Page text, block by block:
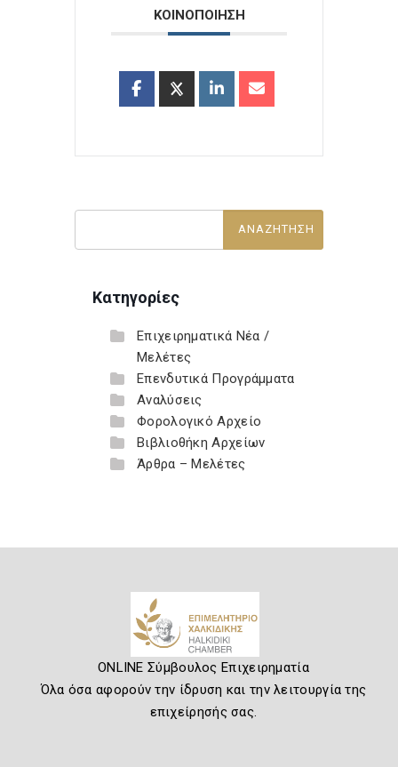
ΚΟΙΝΟΠΟΙΗΣΗ
Κατηγορίες
Επιχειρηματικά Νέα /
Μελέτες
Επενδυτικά Προγράμματα
Αναλύσεις
Φορολογικό Αρχείο
Βιβλιοθήκη Αρχείων
Άρθρα – Μελέτες
ONLINE Σύμβουλος Επιχειρηματία
Όλα όσα αφορούν την ίδρυση και την λειτουργία της
επιχείρησής σας.